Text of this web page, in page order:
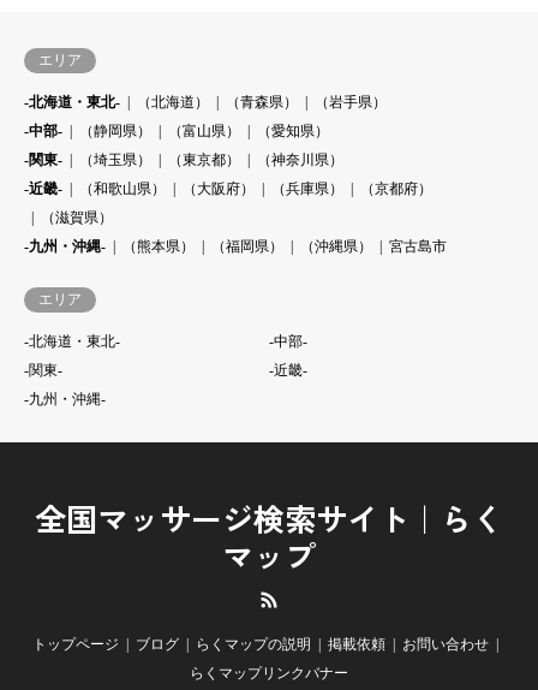
エリア
-北海道・東北- （北海道） （青森県）
（岩手県）
-中部-
（静岡県） （富山県）
（愛知県）
-関東-
（埼玉県） （東京都）
（神奈川県）
-近畿-
（和歌山県） （大阪府） （兵庫県）
（京都府）
（滋賀県）
-九州・沖縄-
（熊本県） （福岡県） （沖縄県） 宮古島市
エリア
-北海道・東北-
-中部-
-関東-
-近畿-
-九州・沖縄-
全国マッサージ検索サイト｜らく
マップ
トップページ ブログ らくマップの説明 掲載依頼
お問い合わせ
らくマップリンクバナー